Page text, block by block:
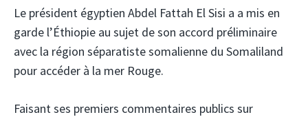
Le président égyptien Abdel Fattah El Sisi a a mis en
garde l’Éthiopie au sujet de son accord préliminaire
avec la région séparatiste somalienne du Somaliland
pour accéder à la mer Rouge.
Faisant ses premiers commentaires publics sur